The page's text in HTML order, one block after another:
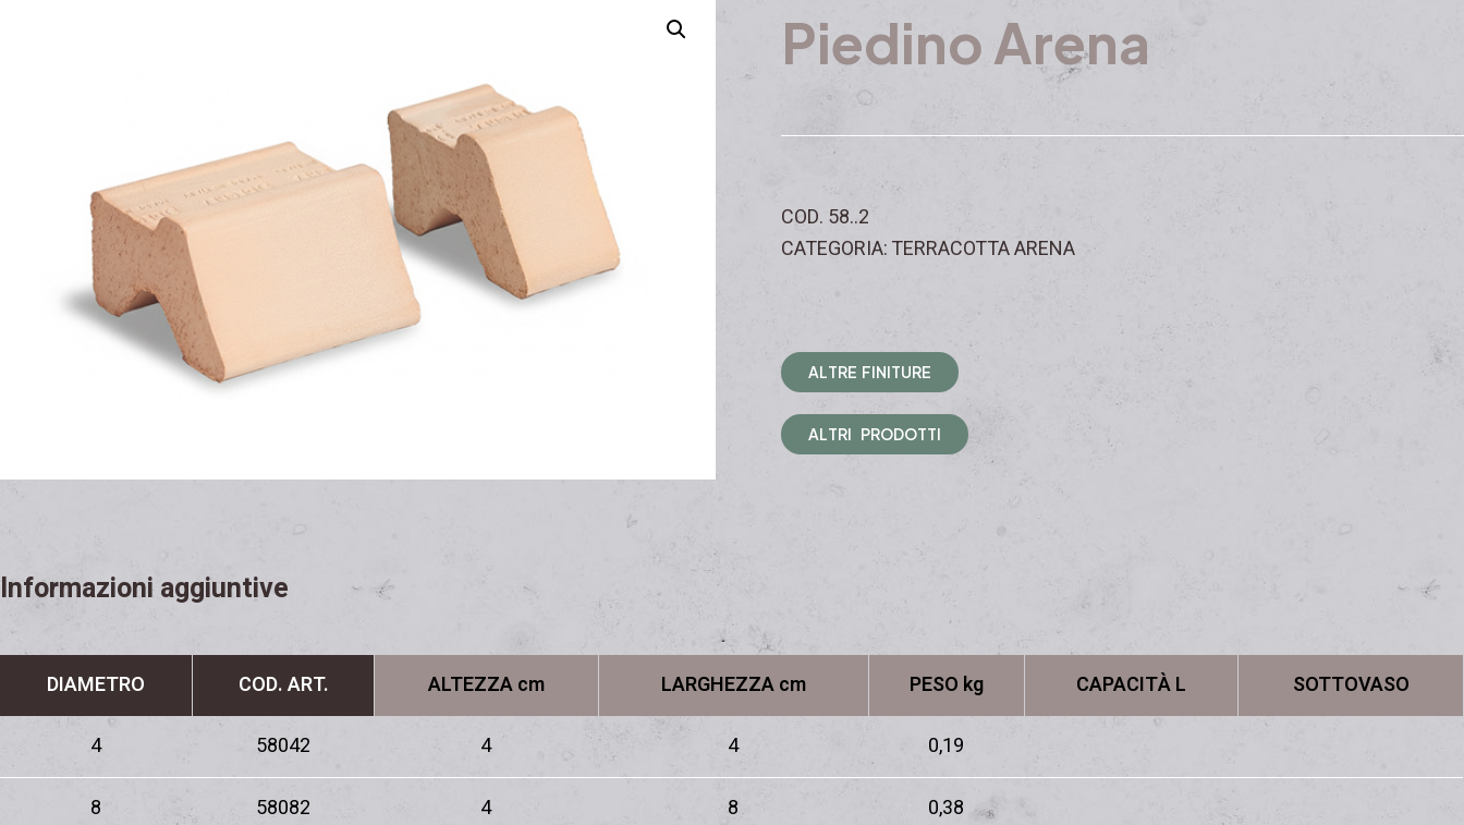
Piedino Arena
COD. 58..2
CATEGORIA: TERRACOTTA ARENA
ALTRE FINITURE
ALTRI PRODOTTI
Informazioni aggiuntive
DIAMETRO COD. ART. ALTEZZA cm LARGHEZZA cm PESO kg CAPACITÀ L SOTTOVASO
4 58042 4 4 0,19
8 58082 4 8 0,38